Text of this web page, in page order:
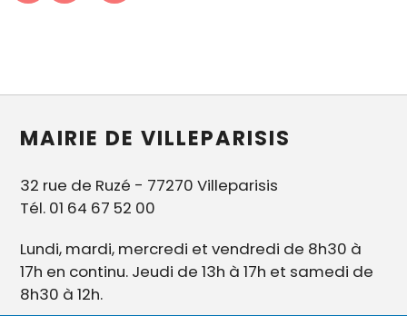
MAIRIE DE VILLEPARISIS
32 rue de Ruzé - 77270 Villeparisis
Tél. 01 64 67 52 00
Lundi, mardi, mercredi et vendredi de 8h30 à
17h en continu. Jeudi de 13h à 17h et samedi de
8h30 à 12h.